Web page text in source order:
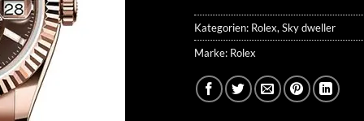
Kategorien: Rolex, Sky dweller
Marke: Rolex